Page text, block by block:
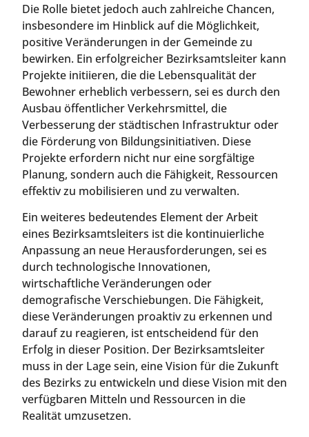
Die Rolle bietet jedoch auch zahlreiche Chancen,
insbesondere im Hinblick auf die Möglichkeit,
positive Veränderungen in der Gemeinde zu
bewirken. Ein erfolgreicher Bezirksamtsleiter kann
Projekte initiieren, die die Lebensqualität der
Bewohner erheblich verbessern, sei es durch den
Ausbau öffentlicher Verkehrsmittel, die
Verbesserung der städtischen Infrastruktur oder
die Förderung von Bildungsinitiativen. Diese
Projekte erfordern nicht nur eine sorgfältige
Planung, sondern auch die Fähigkeit, Ressourcen
effektiv zu mobilisieren und zu verwalten.
Ein weiteres bedeutendes Element der Arbeit
eines Bezirksamtsleiters ist die kontinuierliche
Anpassung an neue Herausforderungen, sei es
durch technologische Innovationen,
wirtschaftliche Veränderungen oder
demografische Verschiebungen. Die Fähigkeit,
diese Veränderungen proaktiv zu erkennen und
darauf zu reagieren, ist entscheidend für den
Erfolg in dieser Position. Der Bezirksamtsleiter
muss in der Lage sein, eine Vision für die Zukunft
des Bezirks zu entwickeln und diese Vision mit den
verfügbaren Mitteln und Ressourcen in die
Realität umzusetzen.